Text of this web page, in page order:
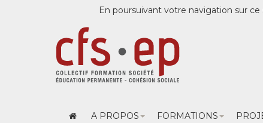
En poursuivant votre navigation sur
A PROPOS FORMATIONS